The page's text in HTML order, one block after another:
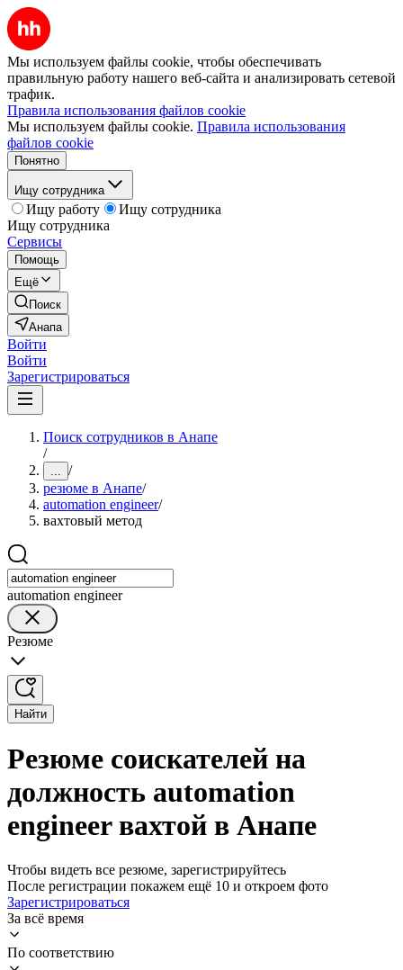
Мы используем файлы cookie, чтобы обеспечивать
правильную работу нашего веб-сайта и анализировать сетевой
трафик.
Правила использования файлов cookie
Мы используем файлы cookie. Правила использования
файлов cookie
Понятно
Ищу сотрудника
Ищу работу
Ищу сотрудника
Ищу сотрудника
Сервисы
Помощь
Ещё
Поиск
Анапа
Войти
Войти
Зарегистрироваться
Поиск сотрудников в Анапе
/
... /
резюме в Анапе/
automation engineer/
вахтовый метод
automation engineer
Резюме
Найти
Резюме соискателей на
должность automation
engineer вахтой в Анапе
Чтобы видеть все резюме, зарегистрируйтесь
После регистрации покажем ещё 10 и откроем фото
Зарегистрироваться
За всё время
По соответствию